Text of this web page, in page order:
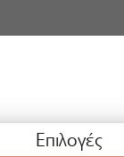
Επιλογές